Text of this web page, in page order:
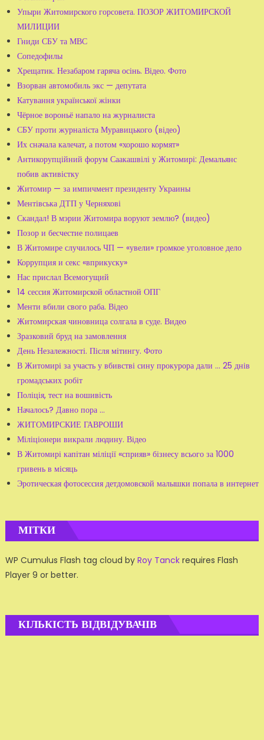
Упыри Житомирского горсовета. ПОЗОР ЖИТОМИРСКОЙ
МИЛИЦИИ
Гниди СБУ та МВС
Сопедофилы
Хрещатик. Незабаром гаряча осінь. Відео. Фото
Взорван автомобиль экс — депутата
Катування української жінки
Чёрное вороньё напало на журналиста
СБУ проти журналіста Муравицького (відео)
Их сначала калечат, а потом «хорошо кормят»
Антикорупційний форум Саакашвілі у Житомирі: Демальянс
побив активістку
Житомир — за импичмент президенту Украины
Ментівська ДТП у Черняхові
Скандал! В мэрии Житомира воруют землю? (видео)
Позор и бесчестие полицаев
В Житомире случилось ЧП — «увели» громкое уголовное дело
Коррупция и секс «вприкуску»
Нас прислал Всемогущий
14 сессия Житомирской областной ОПГ
Менти вбили свого раба. Відео
Житомирская чиновница солгала в суде. Видео
Зразковий бруд на замовлення
День Незалежності. Після мітингу. Фото
В Житомирі за участь у вбивстві сину прокурора дали ... 25 днів
громадських робіт
Поліція, тест на вошивість
Началось? Давно пора …
ЖИТОМИРСКИЕ ГАВРОШИ
Міліціонери викрали людину. Відео
В Житомирі капітан міліції «сприяв» бізнесу всього за 1000
гривень в місяць
Эротическая фотосессия детдомовской малышки попала в интернет
МІТКИ
WP Cumulus Flash tag cloud by Roy Tanckrequires Flash
Player 9 or better.
КІЛЬКІСТЬ ВІДВІДУВАЧІВ